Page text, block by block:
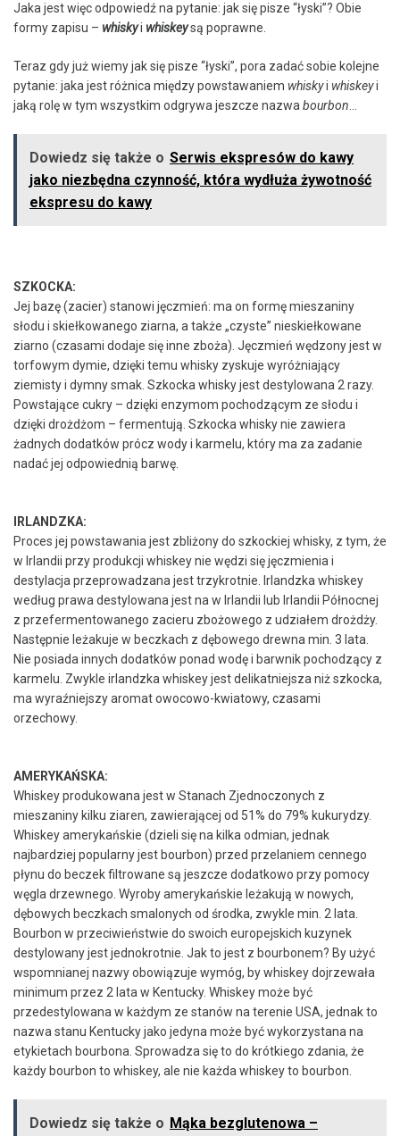
Jaka jest więc odpowiedź na pytanie: jak się pisze “łyski”? Obie
formy zapisu – whiskyi whiskeysą poprawne.
Teraz gdy już wiemy jak się pisze “łyski”, pora zadać sobie kolejne
pytanie: jaka jest różnica między powstawaniem whiskyi whiskeyi
jaką rolę w tym wszystkim odgrywa jeszcze nazwa bourbon
Dowiedz się także o Serwis ekspresów do kawy
jako niezbędna czynność, która wydłuża żywotność
ekspresu do kawy
SZKOCKA:
Jej bazę (zacier) stanowi jęczmień: ma on formę mieszaniny
słodu i skiełkowanego ziarna, a także „czyste” nieskiełkowane
ziarno (czasami dodaje się inne zboża). Jęczmień wędzony jest w
torfowym dymie, dzięki temu whisky zyskuje wyróżniający
ziemisty i dymny smak. Szkocka whisky jest destylowana 2 razy.
Powstające cukry – dzięki enzymom pochodzącym ze słodu i
dzięki drożdżom – fermentują. Szkocka whisky nie zawiera
żadnych dodatków prócz wody i karmelu, który ma za zadanie
nadać jej odpowiednią barwę.
IRLANDZKA:
Proces jej powstawania jest zbliżony do szkockiej whisky, z tym, że
w Irlandii przy produkcji whiskey nie wędzi się jęczmienia i
destylacja przeprowadzana jest trzykrotnie. Irlandzka whiskey
według prawa destylowana jest na w Irlandii lub Irlandii Północnej
z przefermentowanego zacieru zbożowego z udziałem drożdży.
Następnie leżakuje w beczkach z dębowego drewna min. 3 lata.
Nie posiada innych dodatków ponad wodę i barwnik pochodzący z
karmelu. Zwykle irlandzka whiskey jest delikatniejsza niż szkocka,
ma wyraźniejszy aromat owocowo-kwiatowy, czasami
orzechowy.
AMERYKAŃSKA:
Whiskey produkowana jest w Stanach Zjednoczonych z
mieszaniny kilku ziaren, zawierającej od 51% do 79% kukurydzy.
Whiskey amerykańskie (dzieli się na kilka odmian, jednak
najbardziej popularny jest bourbon) przed przelaniem cennego
płynu do beczek filtrowane są jeszcze dodatkowo przy pomocy
węgla drzewnego. Wyroby amerykańskie leżakują w nowych,
dębowych beczkach smalonych od środka, zwykle min. 2 lata.
Bourbon w przeciwieństwie do swoich europejskich kuzynek
destylowany jest jednokrotnie. Jak to jest z bourbonem? By użyć
wspomnianej nazwy obowiązuje wymóg, by whiskey dojrzewała
minimum przez 2 lata w Kentucky. Whiskey może być
przedestylowana w każdym ze stanów na terenie USA, jednak to
nazwa stanu Kentucky jako jedyna może być wykorzystana na
etykietach bourbona. Sprowadza się to do krótkiego zdania, że
każdy bourbon to whiskey, ale nie każda whiskey to bourbon.
Dowiedz się także o Mąka bezglutenowa –